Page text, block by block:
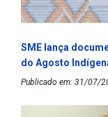
SME lança
do Agosto
Publicado em: 31/07/